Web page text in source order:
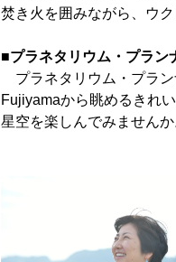
焚き火を囲みながら、ウ
■プラネタリウム・プラン
プラネタリウム・プラン
Fujiyamaから眺めるきれ
星空を楽しんでみませんか